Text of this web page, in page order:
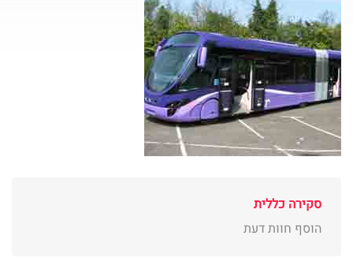
סקירה כללית
הוסף חוות דעת